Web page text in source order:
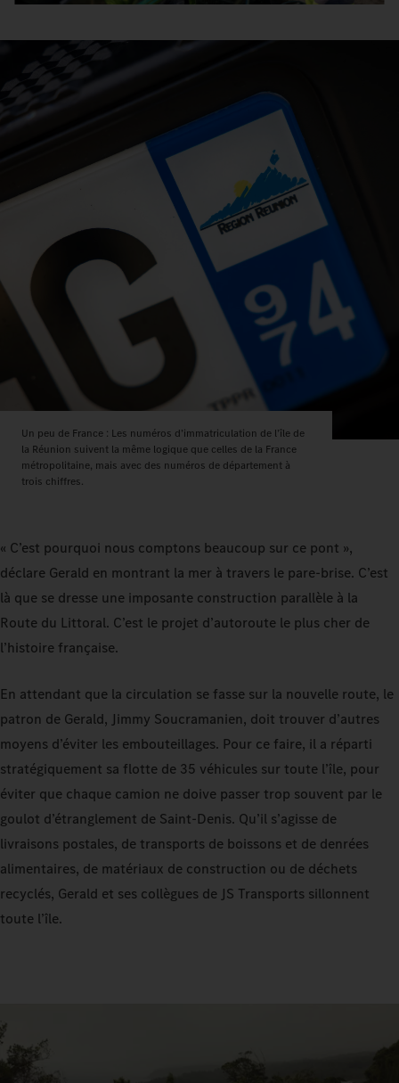
Un peu de France : Les numéros d’immatriculation de l’île de
la Réunion suivent la même logique que celles de la France
métropolitaine, mais avec des numéros de département à
trois chiffres.
« C’est pourquoi nous comptons beaucoup sur ce pont »,
déclare Gerald en montrant la mer à travers le pare-brise. C’est
là que se dresse une imposante construction parallèle à la
Route du Littoral. C’est le projet d’autoroute le plus cher de
l’histoire française.
En attendant que la circulation se fasse sur la nouvelle route, le
patron de Gerald, Jimmy Soucramanien, doit trouver d’autres
moyens d’éviter les embouteillages. Pour ce faire, il a réparti
stratégiquement sa flotte de 35 véhicules sur toute l’île, pour
éviter que chaque camion ne doive passer trop souvent par le
goulot d’étranglement de Saint-Denis. Qu’il s’agisse de
livraisons postales, de transports de boissons et de denrées
alimentaires, de matériaux de construction ou de déchets
recyclés, Gerald et ses collègues de JS Transports sillonnent
toute l’île.